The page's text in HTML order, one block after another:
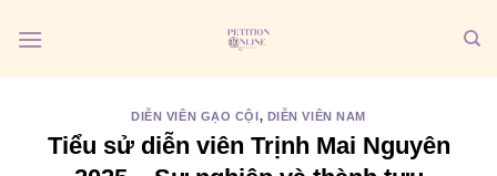
qua
DIỄN VIÊN GẠO CỘI, DIỄN VIÊN NAM
Tiểu sử diễn viên Trịnh Mai Nguyên